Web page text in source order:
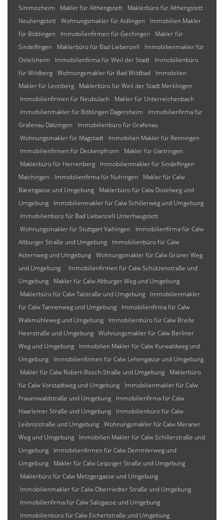
Simmozheim
Makler für Althengstett
Maklerbüro für Althengstett
Neuhengstett Wohnungsmakler für Aidlingen
Immobilien Makler
für Böblingen
Immobilienfirmen für Gechingen
Makler für
Sindelfingen
Maklerbüro für Bad Liebenzell
Immobilienmakler für
Ostelsheim
Immobilienfirma für Weil der Stadt
Immobilienbüro
für Wildberg Wohnungsmakler für Bad Wildbad
Immobilien
Makler für Leonberg
Maklerbüro für Weil der Stadt Merklingen
Immobilienfirmen für Neubulach
Makler für Unterreichenbach
Immobilienmakler für Böblingen Dagersheim
Immobilienfirma für
Grafenau Dätzingen
Immobilienbüro für Grafenau
Wohnungsmakler für Magstadt
Immobilien Makler für Renningen
Immobilienfirmen für Deckenpfronn
Makler für Gärtringen
Maklerbüro für Herrenberg
Immobilienmakler für Sindelfingen
Maichingen
Immobilienfirma für Nufringen
Makler für Calw
Bärengasse und Umgebung
Maklerbüro für Calw Distelweg und
Umgebung
Immobilienmakler für Calw Schillerweg und Umgebung
Immobilienbüro für Bad Liebenzell Unterhaugstett
Wohnungsmakler für Stuttgart Vaihingen
Immobilienfirma für Calw
Altburger Straße und Umgebung
Immobilienbüro für Calw
Asternweg und Umgebung Wohnungsmakler für Calw Grüner Weg
und Umgebung
Immobilienfirmen für Calw Schützenstraße und
Umgebung
Makler für Calw Altburger Weg und Umgebung
Maklerbüro für Calw Talstraße und Umgebung
Immobilienmakler
für Calw Tannenweg und Umgebung
Immobilienfirma für Calw
Walkmühleweg und Umgebung
Immobilienbüro für Calw Breite
Heerstraße und Umgebung Wohnungsmakler für Calw Berliner
Weg und Umgebung
Immobilien Makler für Calw Kurwaldweg und
Umgebung
Immobilienfirmen für Calw Lehengasse und Umgebung
Makler für Calw Robert-Bosch-Straße und Umgebung
Maklerbüro
für Calw Vorstadtweg und Umgebung
Immobilienmakler für Calw
Frauenwaldstraße und Umgebung
Immobilienfirma für Calw
Haarlemer Straße und Umgebung
Immobilienbüro für Calw
Leibnizstraße und Umgebung Wohnungsmakler für Calw Meraner
Weg und Umgebung
Immobilien Makler für Calw Schillerstraße und
Umgebung
Immobilienfirmen für Calw Demmlerweg und
Umgebung
Makler für Calw Leipziger Straße und Umgebung
Maklerbüro für Calw Metzgergasse und Umgebung
Immobilienmakler für Calw Oberriedter Straße und Umgebung
Immobilienfirma für Calw Salzgasse und Umgebung
Immobilienbüro für Calw Eichertstraße und Umgebung